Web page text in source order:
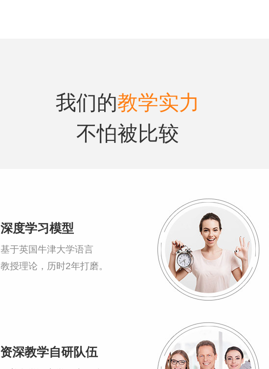
我们的教学实力
不怕被比较
深度学习模型
基于英国牛津大学语言
教授理论，历时2年打磨。
资深教学自研队伍